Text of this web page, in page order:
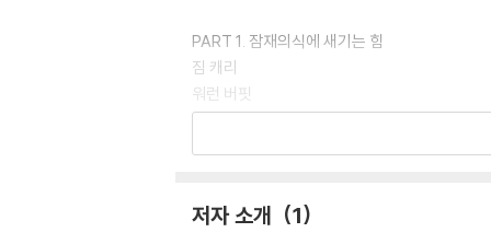
PART 1. 잠재의식에 새기는 힘
짐 캐리
워런 버핏
스콧 애덤스
에디슨
저자 소개 1